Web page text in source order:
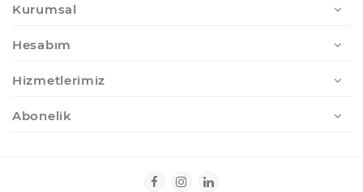
Kurumsal
Hesabım
Hizmetlerimiz
Abonelik